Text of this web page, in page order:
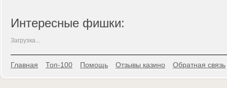
Интересные фишки:
Загрузка...
Главная Топ-100 Помощь Отзывы казино Обратная связь